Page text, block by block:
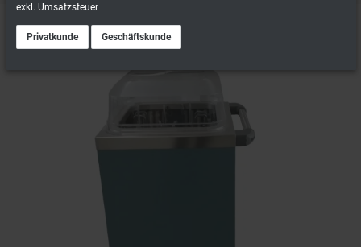
exkl. Umsatzsteuer
Privatkunde Geschäftskunde